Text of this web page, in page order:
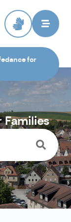
for
Families